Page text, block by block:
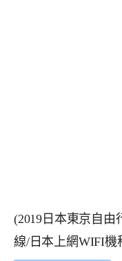
(2019日本東京自由
線/日本上網WIFI機